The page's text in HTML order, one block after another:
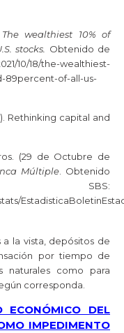
The wealthiest 10% of
stocks.
Obtenido de
10/18/the-wealthiest-
89percent-of-all-us-
Rethinking capital and
(29 de Octubre de
Múltiple. Obtenido
la vista, depósitos de
por tiempo de
naturales como para
corresponda.
ECONÓMICO DEL
IMPEDIMENTO